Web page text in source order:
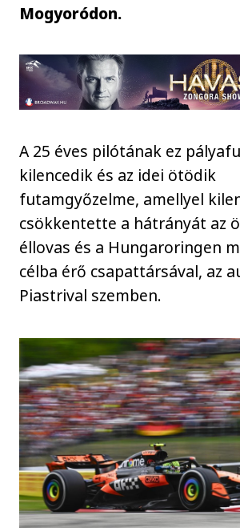
Mogyoródon.
A 25 éves pilótának ez
kilencedik és az idei ötödik
futamgyőzelme, amellyel
csökkentette a hátrányát az
éllovas és a Hungaroringen
célba érő csapattársával, az
Piastrival szemben.